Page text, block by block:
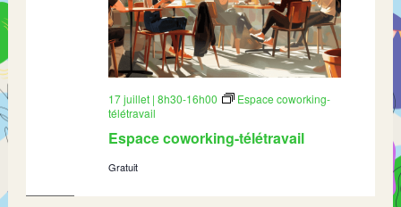
Espace coworking-télétravail
17 juillet | 8h30-16h00
Espace coworking-
télétravail
Gratuit